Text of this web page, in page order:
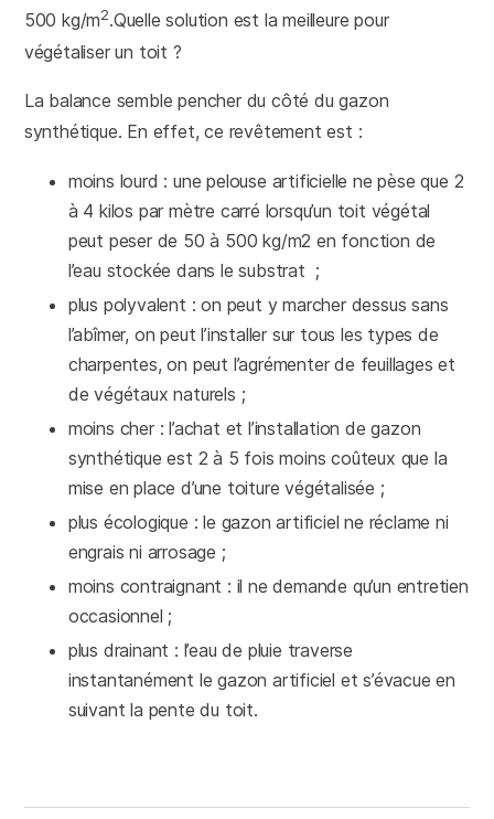
500 kg/m2.Quelle solution est la meilleure pour
végétaliser un toit ?
La balance semble pencher du côté du gazon
synthétique. En effet, ce revêtement est :
moins lourd : une pelouse artificielle ne pèse que 2
à 4 kilos par mètre carré lorsqu’un toit végétal
peut peser de 50 à 500 kg/m2 en fonction de
l’eau stockée dans le substrat ;
plus polyvalent : on peut y marcher dessus sans
l’abîmer, on peut l’installer sur tous les types de
charpentes, on peut l’agrémenter de feuillages et
de végétaux naturels ;
moins cher : l’achat et l’installation de gazon
synthétique est 2 à 5 fois moins coûteux que la
mise en place d’une toiture végétalisée ;
plus écologique : le gazon artificiel ne réclame ni
engrais ni arrosage ;
moins contraignant : il ne demande qu’un entretien
occasionnel ;
plus drainant : l’eau de pluie traverse
instantanément le gazon artificiel et s’évacue en
suivant la pente du toit.